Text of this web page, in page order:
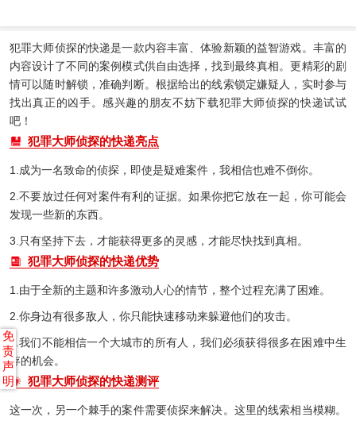
犯罪大师侦探的快递是一款内容丰富、体验新颖的益智游戏。丰富的
内容设计了不同的案例模式供自由选择，找到最终真相。更精彩的剧
情可以随时解锁，准确判断。根据给出的线索锁定嫌疑人，实时参与
找出真正的凶手。感兴趣的朋友不妨下载犯罪大师侦探的快递试试
吧！
犯罪大师侦探的快递亮点
1.成为一名致命的侦探，即使是疑难案件，我相信也难不倒你。
2.不要放过任何对案件有利的证据。如果你把它放在一起，你可能会
发现一些新的东西。
3.只有坚持下去，才能获得更多的灵感，才能尽快找到真相。
犯罪大师侦探的快递优势
1.由于全新的主题和许多激动人心的情节，整个过程充满了困难。
2.你身边有很多敌人，你只能快速移动来躲避他们的攻击。
3.我们不能相信一个大城市的所有人，我们必须获得很多在困难中生
存的机会。
犯罪大师侦探的快递测评
这一次，另一个棘手的案件需要侦探来解决。这里的线索相当模糊。
免
责
声
明